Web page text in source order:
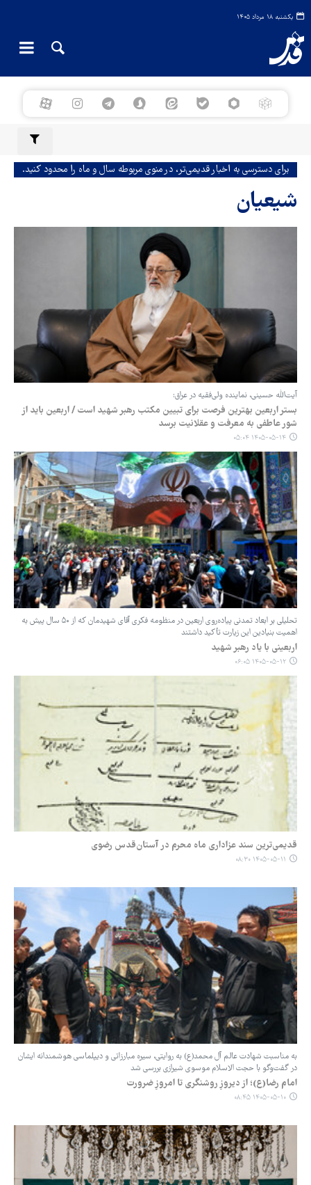
یکشنبه ۱۸ مرداد ۱۴۰۵
برای دسترسی به اخبار قدیمی‌تر، در منوی مربوطه سال و ماه را محدود کنید.
شیعیان
آیت‌الله حسینی، نماینده ولی‌فقیه در عراق:
بستر اربعین بهترین فرصت برای تبیین مکتب رهبر شهید است / اربعین باید از
شور عاطفی به معرفت و عقلانیت برسد
۱۴۰۵-۰۵-۱۴ ۰۵:۰۴
تحلیلی بر ابعاد تمدنی پیاده‌روی اربعین در منظومه فکری آقای شهیدمان که از ۵۰ سال پیش به
اهمیت بنیادین این زیارت تأکید داشتند
اربعینی با یاد رهبر شهید
۱۴۰۵-۰۵-۱۲ ۰۶:۰۵
قدیمی‌ترین سند عزاداری ماه محرم در آستان‌قدس رضوی
۱۴۰۵-۰۵-۱۱ ۰۸:۳۰
به مناسبت شهادت عالم آل محمد(ع) به روایتی، سیره مبارزاتی و دیپلماسی هوشمندانه ایشان
در گفت‌وگو با حجت الاسلام موسوی شیرازی بررسی شد
امام رضا(ع)؛ از دیروزِ روشنگری تا امروزِ ضرورت
۱۴۰۵-۰۵-۱۰ ۰۸:۴۵